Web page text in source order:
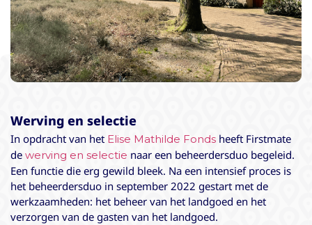
Werving en selectie
In opdracht van het Elise Mathilde Fonds heeft Firstmate
de werving en selectie naar een beheerdersduo begeleid.
Een functie die erg gewild bleek. Na een intensief proces is
het beheerdersduo in september 2022 gestart met de
werkzaamheden: het beheer van het landgoed en het
verzorgen van de gasten van het landgoed.